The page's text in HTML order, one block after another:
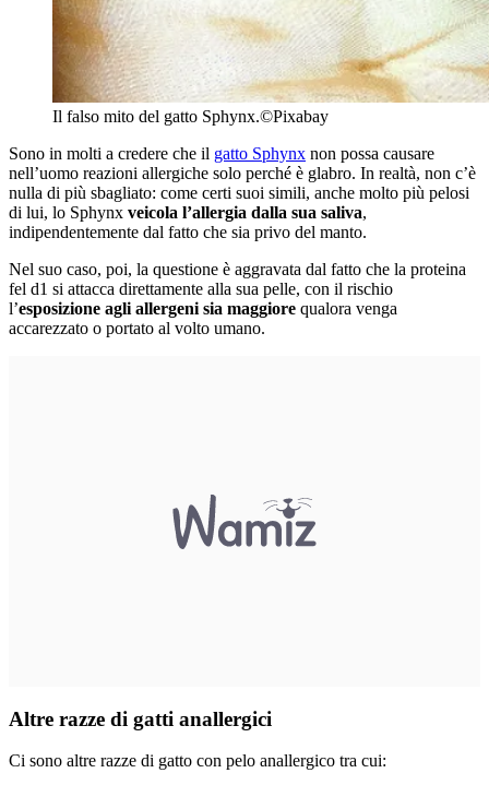
Il falso mito del gatto Sphynx.©Pixabay
Sono in molti a credere che il gatto Sphynx non possa causare
nell’uomo reazioni allergiche solo perché è glabro. In realtà, non c’è
nulla di più sbagliato: come certi suoi simili, anche molto più pelosi
di lui, lo Sphynx veicola l’allergia dalla sua saliva,
indipendentemente dal fatto che sia privo del manto.
Nel suo caso, poi, la questione è aggravata dal fatto che la proteina
fel d1 si attacca direttamente alla sua pelle, con il rischio
l’esposizione agli allergeni sia maggiore qualora venga
accarezzato o portato al volto umano.
Altre razze di gatti anallergici
Ci sono altre razze di gatto con pelo anallergico tra cui: